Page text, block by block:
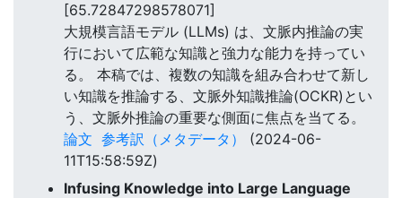
[65.72847298578071]
大規模言語モデル (LLMs) は、文脈内推論の実
行において広範な知識と強力な能力を持ってい
る。 本稿では、複数の知識を組み合わせて新し
い知識を推論する、文脈外知識推論(OCKR)とい
う、文脈外推論の重要な側面に焦点を当てる。
論文 参考訳（メタデータ）
(2024-06-
11T15:58:59Z)
Infusing Knowledge into Large Language